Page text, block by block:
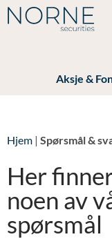
Aksje &
Hjem | Spørsmål &
Her
noen av
spørsmål